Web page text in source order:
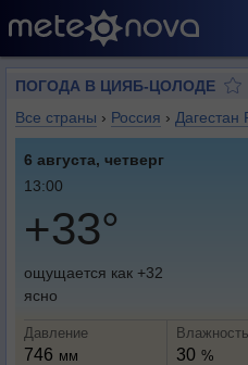
ПОГОДА В ЦИЯБ-ЦОЛОДЕ
Все страны › Россия › Дагестан
6 августа, четверг
13:00
+33°
ощущается как +32
ясно
Давление
746 мм
Влажность
30 %